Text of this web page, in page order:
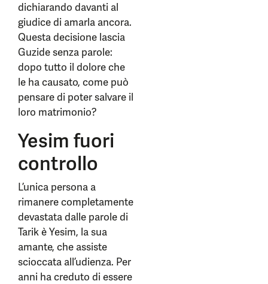
dichiarando davanti al
giudice di amarla ancora.
Questa decisione lascia
Guzide senza parole:
dopo tutto il dolore che
le ha causato, come può
pensare di poter salvare il
loro matrimonio?
Yesim fuori
controllo
L’unica persona a
rimanere completamente
devastata dalle parole di
Tarik è Yesim, la sua
amante, che assiste
scioccata all’udienza. Per
anni ha creduto di essere